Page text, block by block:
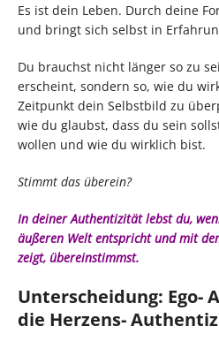
Es ist dein Leben. Durch deine
und bringt sich selbst in
Du brauchst nicht länger so zu
erscheint, sondern so, wie du
Zeitpunkt dein Selbstbild zu
wie du glaubst, dass du sein
wollen und wie du wirklich bist.
Stimmt das überein?
In deiner Authentizität lebst du,
äußeren Welt entspricht und mit
zeigt, übereinstimmst.
Unterscheidung: Ego-
die Herzens-